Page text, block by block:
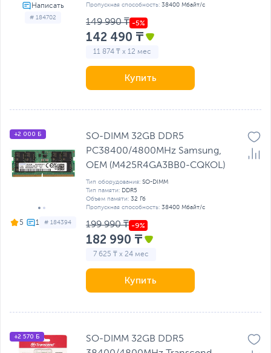
# 184702
Пропускная способность: 38400 Мбайт/с
149 990 ₸
142 490 ₸
11 874 ₸ x 12 мес
Купить
5 # 184394
+2 000 Б
SO-DIMM 32GB DDR5
PC38400/4800MHz Samsung,
OEM (M425R4GA3BB0-CQKOL)
Тип оборудования: SO-DIMM
Тип памяти: DDR5
Объем памяти: 32 Гб
Пропускная способность: 38400 Мбайт/с
199 990 ₸
182 990 ₸
7 625 ₸ x 24 мес
Купить
+2 570 Б
SO-DIMM 32GB DDR5